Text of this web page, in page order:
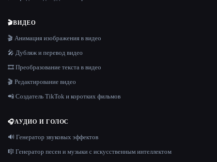
🎬ВИДЕО
🎬 Анимация изображения в видео
🎤 Дубляж и перевод видео
🎞️ Преобразование текста в видео
🎬 Редактирование видео
📲 Создатель TikTok и коротких фильмов
🎧АУДИО И ГОЛОС
🔊 Генератор звуковых эффектов
🎼 Генератор песен и музыки с искусственным интеллектом